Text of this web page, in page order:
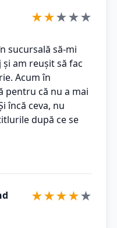
★★★★★
sucursală să-mi
am reușit să fac
Acum în
pentru că nu a mai
încă ceva, nu
după ce se
★★★★★